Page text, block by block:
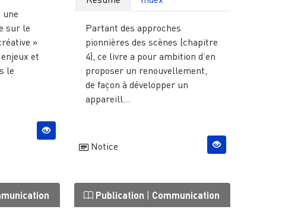
une
sur le
»
et
le
Partant des approches
pionnières des scènes (chapitre
4), ce livre a pour ambition d’en
proposer un renouvellement,
de façon à développer un
appareill...
Notice
Publication | Communication